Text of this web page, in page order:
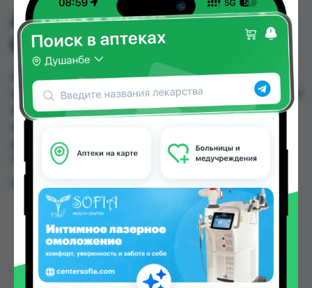
АМОДАКС 125МГ 60МЛ
СУС
АМОДАКС 125МГ 60МЛ СУС можно купить или
заказать в аптеках, Саховати Истаравшан, Амирӣ,
Аптека АХРОМ, Аслфарм №1, Аслфарм №2,
до 8.00 TJS в Душанбе и других городах
Таджикистана